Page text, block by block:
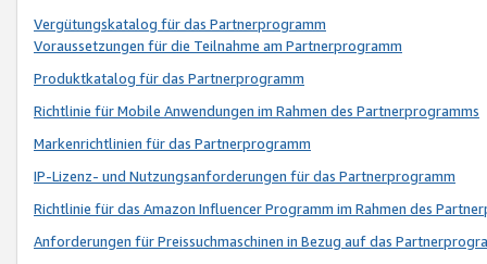
Vergütungskatalog für das Partnerprogramm
Voraussetzungen für die Teilnahme am Partnerprogramm
Produktkatalog für das Partnerprogramm
Richtlinie für Mobile Anwendungen im Rahmen des Partnerprogramms
Markenrichtlinien für das Partnerprogramm
IP-Lizenz- und Nutzungsanforderungen für das Partnerprogramm
Richtlinie für das Amazon Influencer Programm im Rahmen des
Anforderungen für Preissuchmaschinen in Bezug auf das